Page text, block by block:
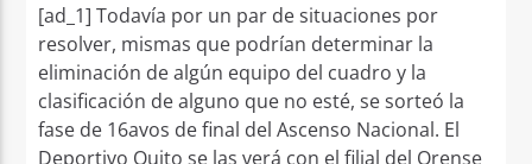
[ad_1] Todavía por un par de situaciones por
resolver, mismas que podrían determinar la
eliminación de algún equipo del cuadro y la
clasificación de alguno que no esté, se sorteó la
fase de 16avos de final del Ascenso Nacional. El
Deportivo Quito se las verá con el filial del Orense